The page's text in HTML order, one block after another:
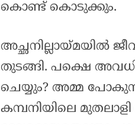
കൊണ്ട് കൊടുക്കും.
അച്ഛനില്ലായ്മയിൽ
തുടങ്ങി. പക്ഷെ
ചെയ്യും? അമ്മ
കമ്പനിയിലെ